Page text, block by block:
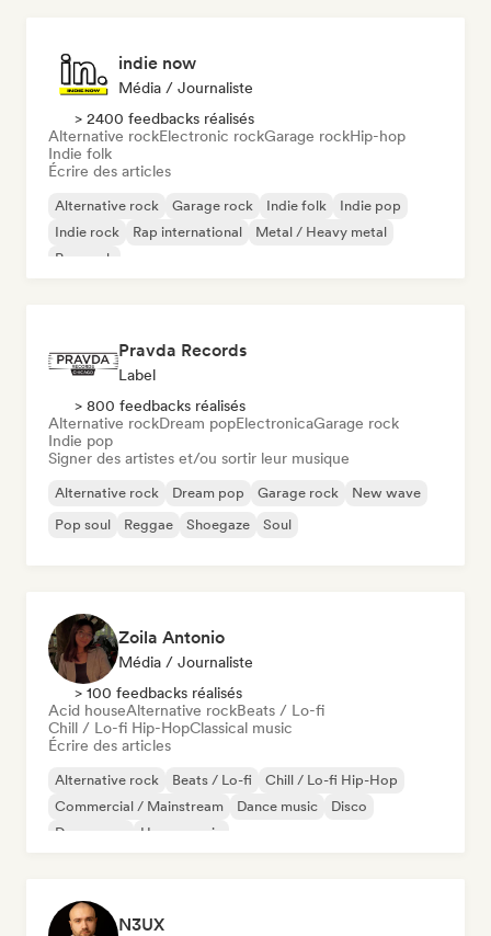
indie now
Média / Journaliste
> 2400 feedbacks réalisés
Alternative rockElectronic rockGarage rockHip-hop
Indie folk
Écrire des articles
Alternative rock Garage rock Indie folk
Indie pop
Indie rock
Rap international
Metal / Heavy metal
Pop rock
Pravda Records
Label
> 800 feedbacks réalisés
Alternative rockDream popElectronicaGarage rock
Indie pop
Signer des artistes et/ou sortir leur musique
Alternative rock Dream pop Garage rock
New wave
Pop soul
Reggae Shoegaze Soul
Zoila Antonio
Média / Journaliste
> 100 feedbacks réalisés
Acid houseAlternative rockBeats / Lo-fi
Chill / Lo-fi Hip-HopClassical music
Écrire des articles
Alternative rock Beats / Lo-fi
Chill / Lo-fi Hip-Hop
Commercial / Mainstream
Dance music
Disco
Dream pop
House music
N3UX